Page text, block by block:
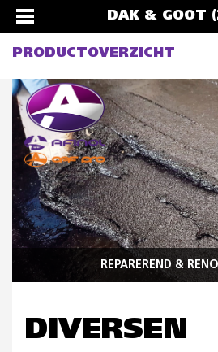
DAK & GOOT
PRODUCTOVERZICHT
REPAREREND &
DIVERSEN